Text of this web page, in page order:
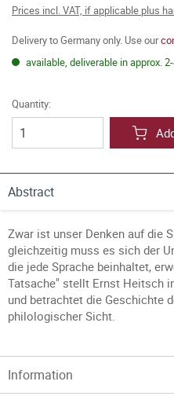
Prices incl. VAT, if applicable plus
Delivery to Germany only. Use our
available, deliverable in approx.
Quantity:
Abstract
Zwar ist unser Denken auf die
gleichzeitig muss es sich der
die jede Sprache beinhaltet,
Tatsache" stellt Ernst Heitsch
und betrachtet die Geschichte
philologischer Sicht.
Information